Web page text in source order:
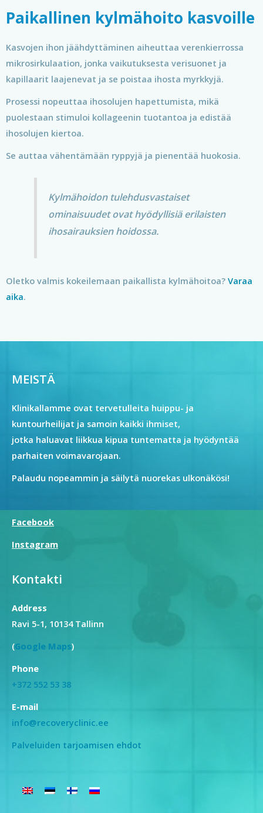
Paikallinen kylmähoito kasvoille
Kasvojen ihon jäähdyttäminen aiheuttaa verenkierrossa
mikrosirkulaation, jonka vaikutuksesta verisuonet ja
kapillaarit laajenevat ja se poistaa ihosta myrkkyjä.
Prosessi nopeuttaa ihosolujen hapettumista, mikä
puolestaan stimuloi kollageenin tuotantoa ja edistää
ihosolujen kiertoa.
Se auttaa vähentämään ryppyjä ja pienentää huokosia.
Kylmähoidon tulehdusvastaiset
ominaisuudet ovat hyödyllisiä erilaisten
ihosairauksien hoidossa.
Oletko valmis kokeilemaan paikallista kylmähoitoa? Varaa
aika.
MEISTÄ
Klinikallamme ovat tervetulleita huippu- ja
kuntourheilijat ja samoin kaikki ihmiset,
jotka haluavat liikkua kipua tuntematta ja hyödyntää
parhaiten voimavarojaan.
Palaudu nopeammin ja säilytä nuorekas ulkonäkösi!
Facebook
Instagram
Kontakti
Address
Ravi 5-1, 10134 Tallinn
(Google Maps)
Phone
+372 552 53 38
E-mail
info@recoveryclinic.ee
Palveluiden tarjoamisen ehdot